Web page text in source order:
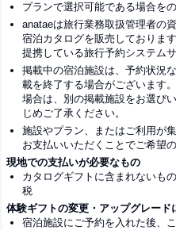
プランで選択可能である場合を
anataeは旅行業務取扱管理者の
宿泊カタログを販売しておりま
提携している旅行予約システム
掲載中の宿泊施設は、予約状況
載を終了する場合がございます
場合は、別の掲載施設をお選び
じめご了承ください。
施設やプラン、またはご利用が
お支払いいただくことでご希望
現地での支払いが必要なもの
カタログギフトに含まれないも
税
体験ギフトの変更・アップグレード
宿泊施設にご予約を入れた後、